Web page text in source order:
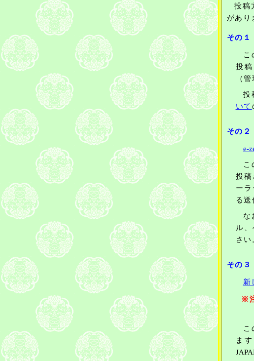
投稿
があり
その１
こ
投
（
投
いて
その
e-
こ
投
ー
る送
な
ル
さい
その
新
※
こ
ま